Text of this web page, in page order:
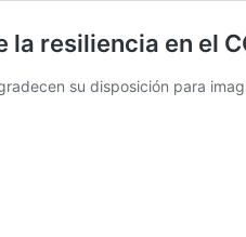
la resiliencia en el
su disposición para